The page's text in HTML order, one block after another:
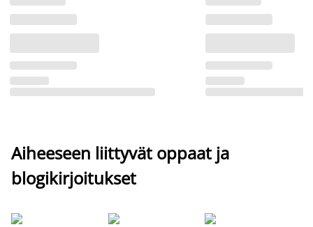
Aiheeseen liittyvät oppaat ja
blogikirjoitukset